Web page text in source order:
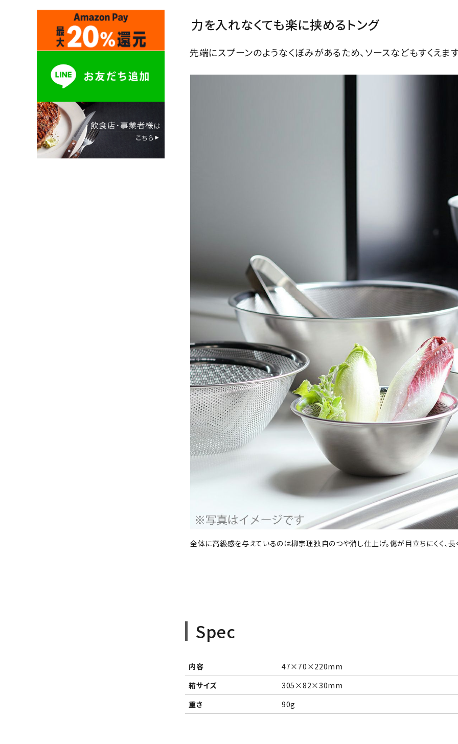
力を入れなくても楽に挟めるトング
先端にスプーンのようなくぼみがあるため、ソースなどもすくえます
全体に高級感を与えているのは柳宗理独自のつや消し仕上げ。傷が目立ちにくく、長
Spec
内容
47×70×220mm
箱サイズ
305×82×30mm
重さ
90g